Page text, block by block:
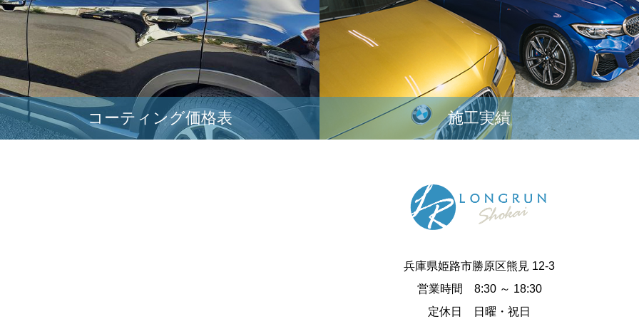
コーティング価格表 施工実績
兵庫県姫路市勝原区熊見 12-3
営業時間 8:30 ～ 18:30
定休日 日曜・祝日